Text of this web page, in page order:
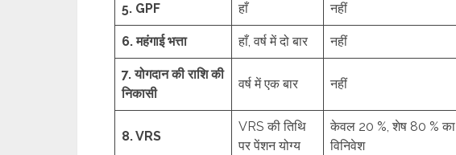
5. GPF हाँ नहीं
6. महंगाई भत्ता हाँ, वर्ष में दो बार नहीं
7. योगदान की राशि की
निकासी
वर्ष में एक बार नहीं
8. VRS
VRS की तिथि
पर पेंशन योग्य
केवल 20 %, शेष 80 % का
विनिवेश